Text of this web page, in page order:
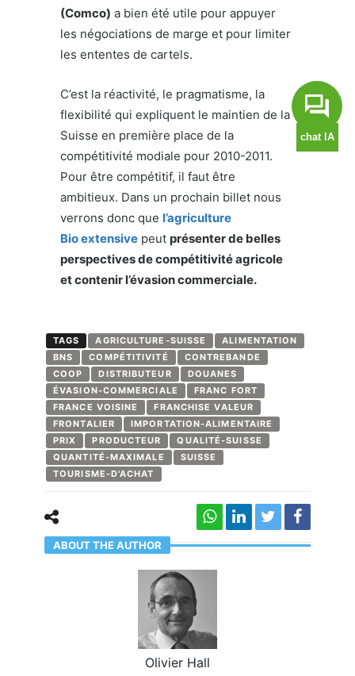
(Comco) a bien été utile pour appuyer
les négociations de marge et pour limiter
les ententes de cartels.
C’est la réactivité, le pragmatisme, la
flexibilité qui expliquent le maintien de la
Suisse en première place de la
compétitivité modiale pour 2010-2011.
Pour être compétitif, il faut être
ambitieux. Dans un prochain billet nous
verrons donc que l’agriculture
Bio extensive peut présenter de belles
perspectives de compétitivité agricole
et contenir l’évasion commerciale.
TAGS AGRICULTURE-SUISSE
ALIMENTATION
BNS
COMPÉTITIVITÉ
CONTREBANDE
COOP
DISTRIBUTEUR
DOUANES
ÉVASION-COMMERCIALE
FRANC FORT
FRANCE VOISINE
FRANCHISE VALEUR
FRONTALIER
IMPORTATION-ALIMENTAIRE
PRIX
PRODUCTEUR
QUALITÉ-SUISSE
QUANTITÉ-MAXIMALE
SUISSE
TOURISME-D'ACHAT
ABOUT THE AUTHOR
Olivier Hall